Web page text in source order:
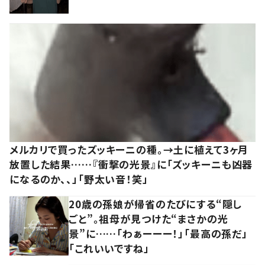
メルカリで買ったズッキーニの種。→土に植えて3ヶ月
放置した結果……『衝撃の光景』に「ズッキーニも凶器
になるのか、、」「野太い音！笑」
20歳の孫娘が帰省のたびにする“隠し
ごと”。祖母が見つけた“まさかの光
景”に……「わぁーーー！」「最高の孫だ」
「これいいですね」